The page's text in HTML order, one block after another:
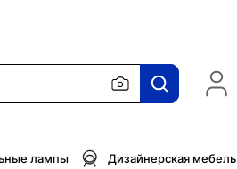
лампы Дизайнерская мебель